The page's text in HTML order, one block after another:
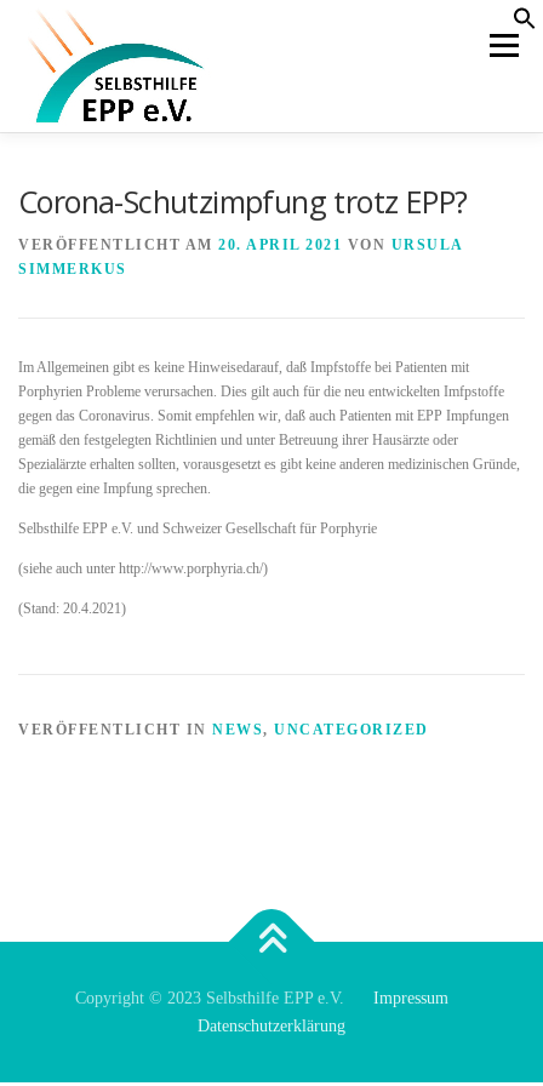
springen
Menü
WAS IST EPP
ÖFFENTLICHKEIT MITGLIEDERBEREICH
Corona-Schutzimpfung trotz EPP?
VERÖFFENTLICHT AM 20. APRIL 2021 VON URSULA
SIMMERKUS
Im Allgemeinen gibt es keine Hinweisedarauf, daß Impfstoffe bei Patienten mit
Porphyrien Probleme verursachen. Dies gilt auch für die neu entwickelten Imfpstoffe
gegen das Coronavirus. Somit empfehlen wir, daß auch Patienten mit EPP Impfungen
gemäß den festgelegten Richtlinien und unter Betreuung ihrer Hausärzte oder
Spezialärzte erhalten sollten, vorausgesetzt es gibt keine anderen medizinischen Gründe,
die gegen eine Impfung sprechen.
Selbsthilfe EPP e.V. und Schweizer Gesellschaft für Porphyrie
(siehe auch unter http://www.porphyria.ch/)
(Stand: 20.4.2021)
VERÖFFENTLICHT IN NEWS, UNCATEGORIZED
Copyright © 2023 Selbsthilfe EPP e.V. Impressum
Datenschutzerklärung